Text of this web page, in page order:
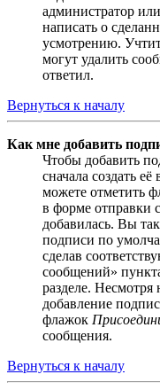
администратор
написать о
усмотрению.
могут удалить
ответил.
Вернуться к началу
Как мне добавить
Чтобы добавить
сначала создать
можете отметить
в форме отправки
добавилась. Вы
подписи по
сделав
сообщений»
разделе.
добавление
флажок
сообщения.
Вернуться к началу